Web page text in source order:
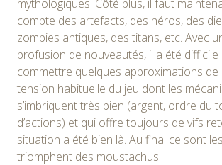
mythologiques. Côté plus, il faut
compte des artefacts, des héros, des
zombies antiques, des titans, etc. Avec
profusion de nouveautés, il a été difficile
commettre quelques approximations de
tension habituelle du jeu dont les
s’imbriquent très bien (argent, ordre du
d’actions) et qui offre toujours de vifs
situation a été bien là. Au final ce sont
triomphent des moustachus.